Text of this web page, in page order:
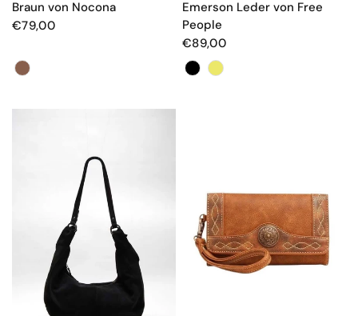
Braun von Nocona
€79,00
Farbe
Emerson Leder von Free
People
€89,00
Farbe